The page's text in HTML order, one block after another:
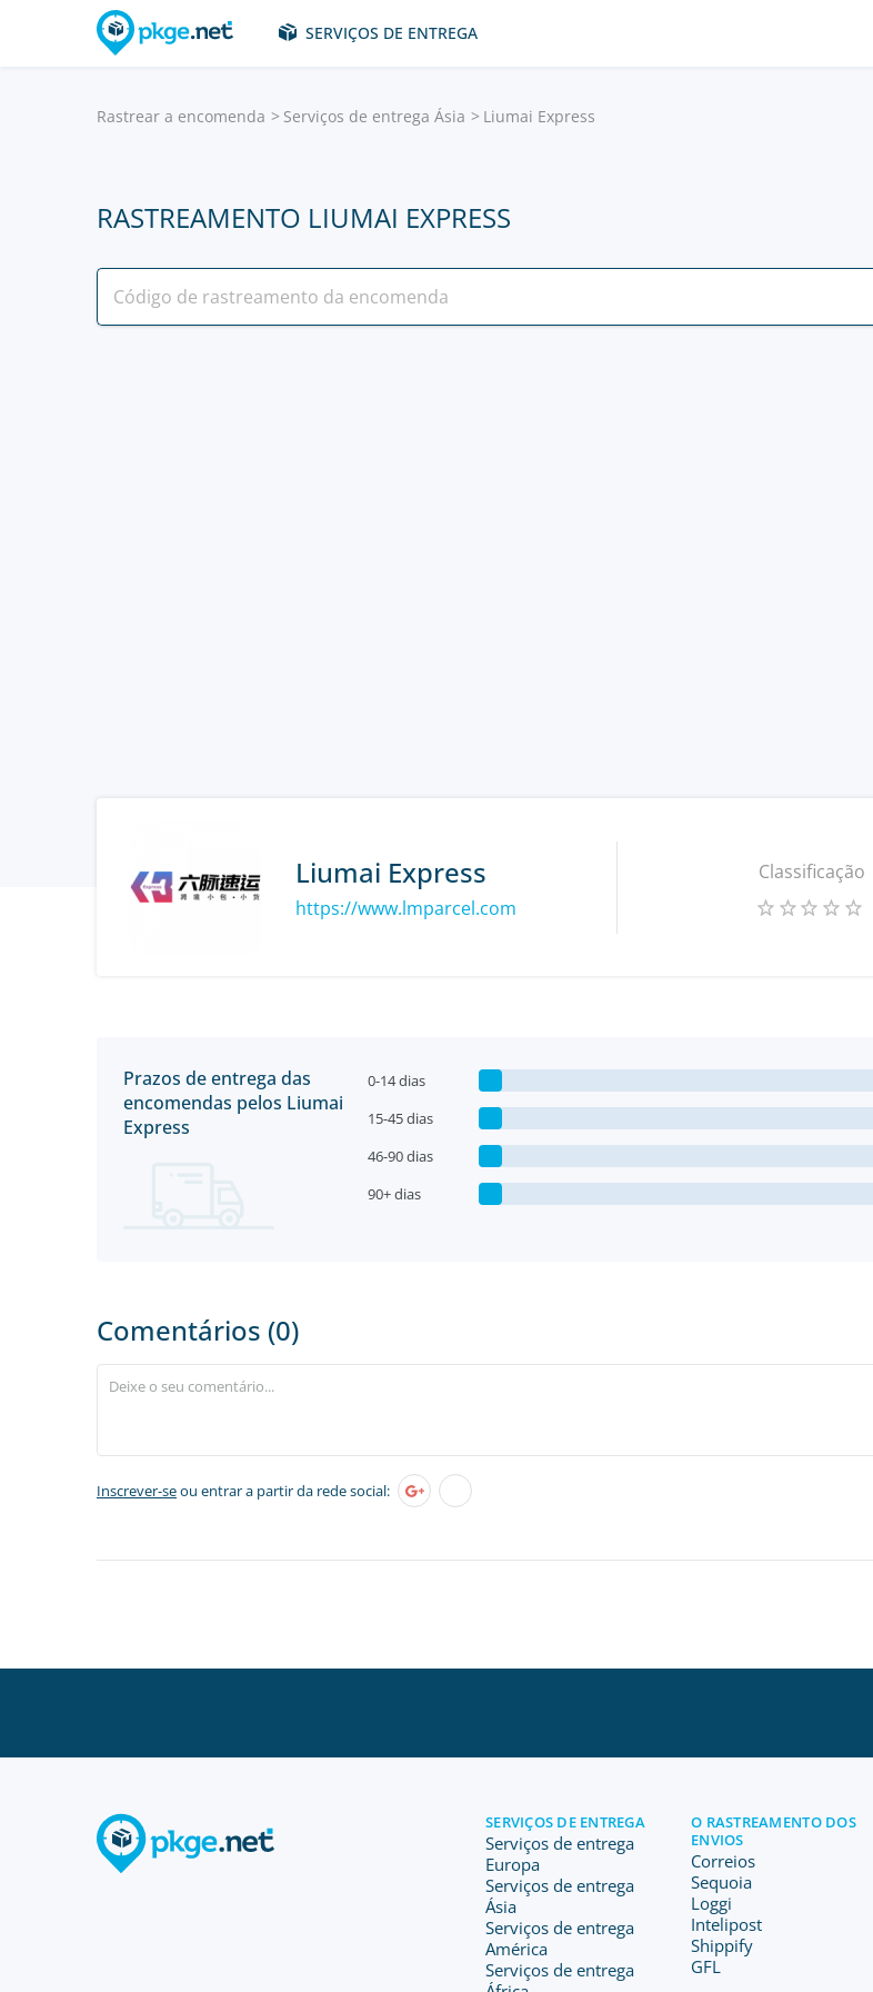
SERVIÇOS DE ENTREGA
Rastrear a encomenda Serviços de entrega Ásia Liumai Express
RASTREAMENTO LIUMAI EXPRESS
Liumai Express
https://www.lmparcel.com
Classificação
Prazos de entrega das
encomendas pelos Liumai
Express
0-14 dias
15-45 dias
46-90 dias
90+ dias
Comentários (0)
Inscrever-seou entrar a partir da rede social:
SERVIÇOS DE ENTREGA
Serviços de entrega
Europa
Serviços de entrega
Ásia
Serviços de entrega
América
Serviços de entrega
O RASTREAMENTO DOS
ENVIOS
Correios
Sequoia
Loggi
Intelipost
Shippify
GFL